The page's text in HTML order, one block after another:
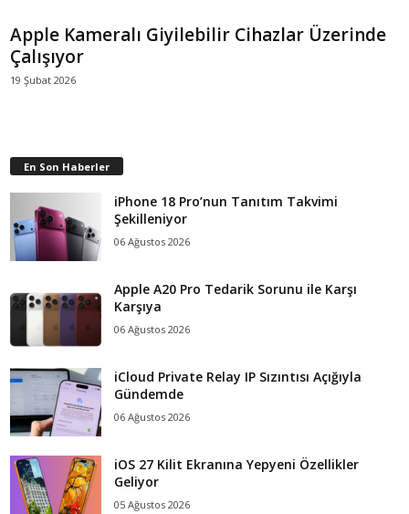
Apple Kameralı Giyilebilir Cihazlar Üzerinde
Çalışıyor
19 Şubat 2026
En Son Haberler
iPhone 18 Pro’nun Tanıtım Takvimi
Şekilleniyor
06 Ağustos 2026
Apple A20 Pro Tedarik Sorunu ile Karşı
Karşıya
06 Ağustos 2026
iCloud Private Relay IP Sızıntısı Açığıyla
Gündemde
06 Ağustos 2026
iOS 27 Kilit Ekranına Yepyeni Özellikler
Geliyor
05 Ağustos 2026